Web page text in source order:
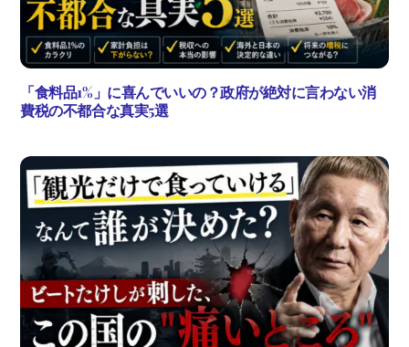
「食料品1%」に喜んでいいの？政府が絶対に言わない消
費税の不都合な真実5選